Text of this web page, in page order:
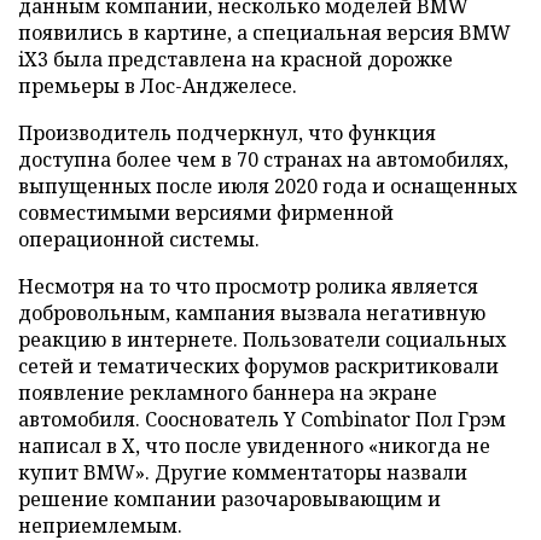
данным компании, несколько моделей BMW
появились в картине, а специальная версия BMW
iX3 была представлена на красной дорожке
премьеры в Лос-Анджелесе.
Производитель подчеркнул, что функция
доступна более чем в 70 странах на автомобилях,
выпущенных после июля 2020 года и оснащенных
совместимыми версиями фирменной
операционной системы.
Несмотря на то что просмотр ролика является
добровольным, кампания вызвала негативную
реакцию в интернете. Пользователи социальных
сетей и тематических форумов раскритиковали
появление рекламного баннера на экране
автомобиля. Сооснователь Y Combinator Пол Грэм
написал в X, что после увиденного «никогда не
купит BMW». Другие комментаторы назвали
решение компании разочаровывающим и
неприемлемым.